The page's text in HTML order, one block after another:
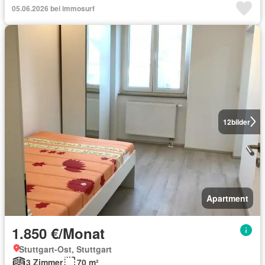
05.06.2026 bei immosurf
12bilder
Apartment
1.850 €/Monat
Stuttgart-Ost, Stuttgart
3 Zimmer
70 m²